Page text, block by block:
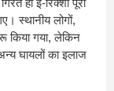
ही ई-रिक्शा पूरी
स्थानीय लोगों,
किया गया, लेकिन
घायलों का इलाज